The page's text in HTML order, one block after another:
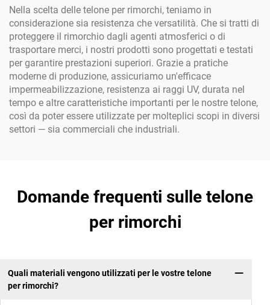
tessuto PP
Nella scelta delle telone per rimorchi, teniamo in
considerazione sia resistenza che versatilità. Che si tratti di
proteggere il rimorchio dagli agenti atmosferici o di
trasportare merci, i nostri prodotti sono progettati e testati
per garantire prestazioni superiori. Grazie a pratiche
moderne di produzione, assicuriamo un'efficace
impermeabilizzazione, resistenza ai raggi UV, durata nel
tempo e altre caratteristiche importanti per le nostre telone,
così da poter essere utilizzate per molteplici scopi in diversi
settori — sia commerciali che industriali.
Domande frequenti sulle telone
per rimorchi
Quali materiali vengono utilizzati per le vostre telone
per rimorchi?